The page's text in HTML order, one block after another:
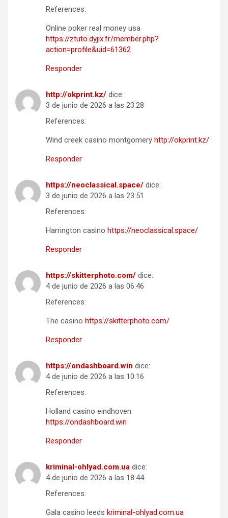
References:
Online poker real money usa
https://ztuto.dyjix.fr/member.php?
action=profile&uid=61362
Responder
http://okprint.kz/ dice:
3 de junio de 2026 a las 23:28
References:
Wind creek casino montgomery http://okprint.kz/
Responder
https://neoclassical.space/ dice:
3 de junio de 2026 a las 23:51
References:
Harrington casino https://neoclassical.space/
Responder
https://skitterphoto.com/ dice:
4 de junio de 2026 a las 06:46
References:
The casino https://skitterphoto.com/
Responder
https://ondashboard.win dice:
4 de junio de 2026 a las 10:16
References:
Holland casino eindhoven
https://ondashboard.win
Responder
kriminal-ohlyad.com.ua dice:
4 de junio de 2026 a las 18:44
References:
Gala casino leeds kriminal-ohlyad.com.ua